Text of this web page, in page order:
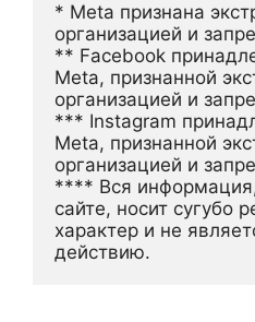
* Meta признана
организацией и
** Facebook
Meta, признанной
организацией и
*** Instagram
Meta, признанной
организацией и
**** Вся
сайте, носит сугубо
характер и не
действию.